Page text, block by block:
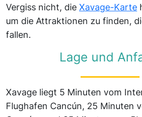
Vergiss nicht, die Xavage-Karte
um die Attraktionen zu finden,
fallen.
Lage und
Xavage liegt 5 Minuten vom
Flughafen Cancún, 25 Minuten